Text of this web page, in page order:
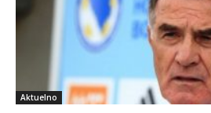
Aktuelno